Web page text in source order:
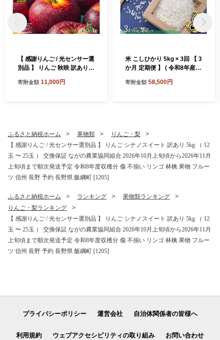
【 感謝りんご / 光センサー選
別品 】 りんご 秋映 訳あり 5
証 ながの農業協同組合 2026
[1202]
寄附金額 11,000円
米 こしひかり 5kg × 3回 【 3
か月 定期便 】 ( 令和8年産 )
への配送不可 2026年10月上
寄附金額 58,500円
ふるさと納税ホーム 果物類
りんご・梨
【 感謝りんご / 光センサー選別品 】 りんご シナノスイート 訳あり 5kg （ 12
玉 〜 25玉 ） 交換保証 ながの農業協同組合 2026年10月上旬頃から2026年11月
上旬頃まで順次発送予定 令和8年度収穫分 傷 不揃い リンゴ 林檎 果物 フルー
ツ 信州 長野 予約 長野県 飯綱町 [1205]
ふるさと納税ホーム ランキング
果物類ランキング
りんご・梨ランキング
【 感謝りんご / 光センサー選別品 】 りんご シナノスイート 訳あり 5kg （ 12
玉 〜 25玉 ） 交換保証 ながの農業協同組合 2026年10月上旬頃から2026年11月
上旬頃まで順次発送予定 令和8年度収穫分 傷 不揃い リンゴ 林檎 果物 フルー
ツ 信州 長野 予約 長野県 飯綱町 [1205]
プライバシーポリシー 運営会社 自治体関係者の皆様へ
利用規約 ウェブアクセシビリティの取り組み お問い合わせ